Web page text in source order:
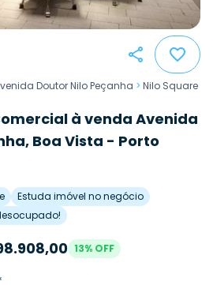
Doutor Nilo Peçanha > Nilo Square
à venda Avenida
Boa Vista - Porto
Estuda imóvel no negócio
13% OFF